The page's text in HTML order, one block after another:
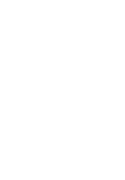
recept du har sparat och